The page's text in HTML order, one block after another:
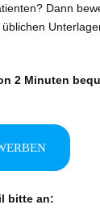
Dann
2 Minuten
bitte an: